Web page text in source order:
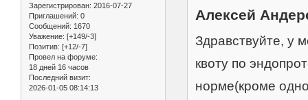
Зарегистрирован: 2016-07-27
Приглашений: 0
Сообщений: 1670
Уважение: [+149/-3]
Позитив: [+12/-7]
Провел на форуме:
18 дней 16 часов
Последний визит:
2026-01-05 08:14:13
Алексей
Здравствуйте, у
квоту по
норме(кроме